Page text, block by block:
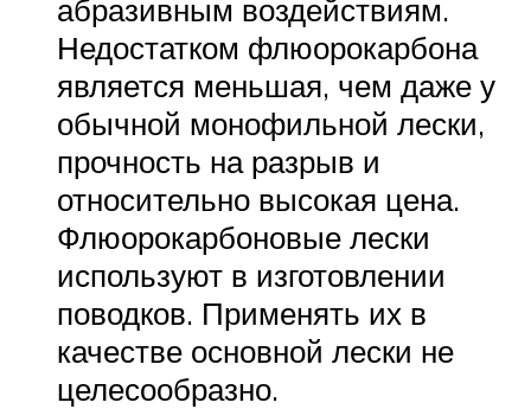
абразивным воздействиям.
Недостатком флюорокарбона
является меньшая, чем даже у
обычной монофильной лески,
прочность на разрыв и
относительно высокая цена.
Флюорокарбоновые лески
используют в изготовлении
поводков. Применять их в
качестве основной лески не
целесообразно.